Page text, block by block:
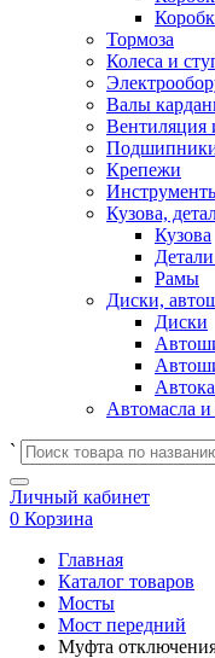
Тормоза
Колеса и
Валы
Вентиляция
Крепежи
Кузова,
Кузова
Рамы
Диски,
Диски
Автомасла
`
Личный кабинет
0 Корзина
Главная
Каталог товаров
Мосты
Мост передний
Муфта